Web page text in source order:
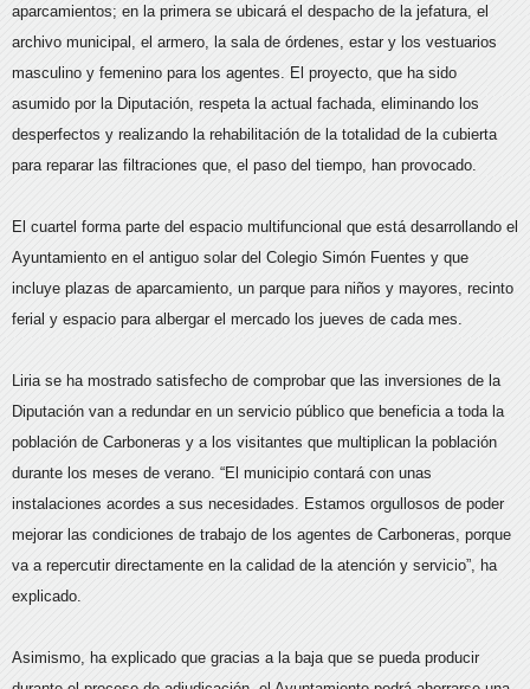
aparcamientos; en la primera se ubicará el despacho de la jefatura, el
archivo municipal, el armero, la sala de órdenes, estar y los vestuarios
masculino y femenino para los agentes. El proyecto, que ha sido
asumido por la Diputación, respeta la actual fachada, eliminando los
desperfectos y realizando la rehabilitación de la totalidad de la cubierta
para reparar las filtraciones que, el paso del tiempo, han provocado.
El cuartel forma parte del espacio multifuncional que está desarrollando el
Ayuntamiento en el antiguo solar del Colegio Simón Fuentes y que
incluye plazas de aparcamiento, un parque para niños y mayores, recinto
ferial y espacio para albergar el mercado los jueves de cada mes.
Liria se ha mostrado satisfecho de comprobar que las inversiones de la
Diputación van a redundar en un servicio público que beneficia a toda la
población de Carboneras y a los visitantes que multiplican la población
durante los meses de verano. “El municipio contará con unas
instalaciones acordes a sus necesidades. Estamos orgullosos de poder
mejorar las condiciones de trabajo de los agentes de Carboneras, porque
va a repercutir directamente en la calidad de la atención y servicio”, ha
explicado.
Asimismo, ha explicado que gracias a la baja que se pueda producir